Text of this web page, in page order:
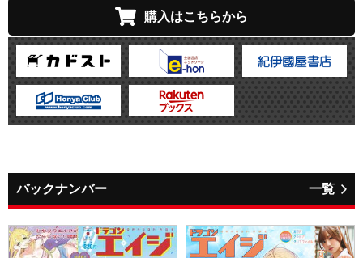
ア
す
す
る
す
る
購入はこちらから
バックナンバー 一覧